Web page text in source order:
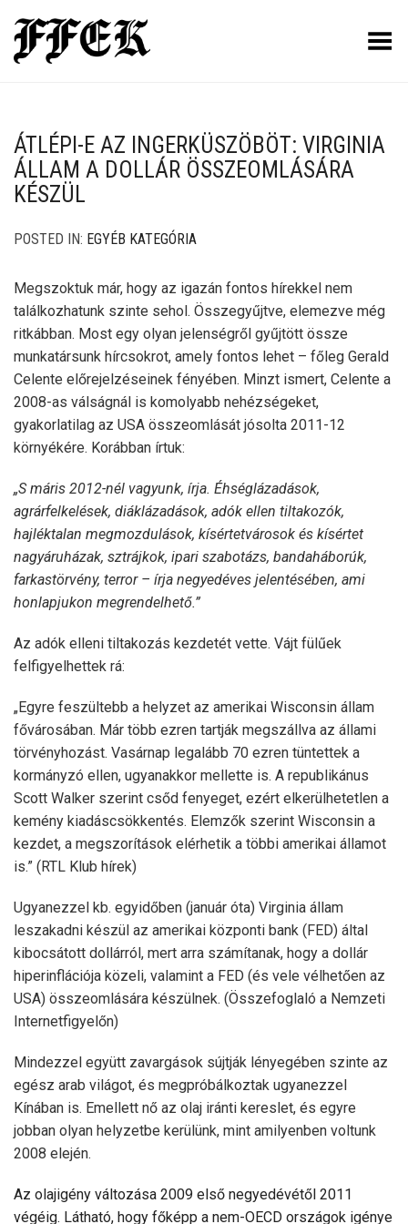
Toggle Menu
ÁTLÉPI-E AZ INGERKÜSZÖBÖT: VIRGINIA
ÁLLAM A DOLLÁR ÖSSZEOMLÁSÁRA
KÉSZÜL
POSTED IN: EGYÉB KATEGÓRIA
Megszoktuk már, hogy az igazán fontos hírekkel nem
találkozhatunk szinte sehol. Összegyűjtve, elemezve még
ritkábban. Most egy olyan jelenségről gyűjtött össze
munkatársunk hírcsokrot, amely fontos lehet – főleg Gerald
Celente előrejelzéseinek fényében. Minzt ismert, Celente a
2008-as válságnál is komolyabb nehézségeket,
gyakorlatilag az USA összeomlását jósolta 2011-12
környékére. Korábban írtuk:
„S máris 2012-nél vagyunk, írja. Éhséglázadások,
agrárfelkelések, diáklázadások, adók ellen tiltakozók,
hajléktalan megmozdulások, kísértetvárosok és kísértet
nagyáruházak, sztrájkok, ipari szabotázs, bandaháborúk,
farkastörvény, terror – írja negyedéves jelentésében, ami
honlapjukon megrendelhető.”
Az adók elleni tiltakozás kezdetét vette. Vájt fülűek
felfigyelhettek rá:
„Egyre feszültebb a helyzet az amerikai Wisconsin állam
fővárosában. Már több ezren tartják megszállva az állami
törvényhozást. Vasárnap legalább 70 ezren tüntettek a
kormányzó ellen, ugyanakkor mellette is. A republikánus
Scott Walker szerint csőd fenyeget, ezért elkerülhetetlen a
kemény kiadáscsökkentés. Elemzők szerint Wisconsin a
kezdet, a megszorítások elérhetik a többi amerikai államot
is.” (RTL Klub hírek)
Ugyanezzel kb. egyidőben (január óta) Virginia állam
leszakadni készül az amerikai központi bank (FED) által
kibocsátott dollárról, mert arra számítanak, hogy a dollár
hiperinflációja közeli, valamint a FED (és vele vélhetően az
USA) összeomlására készülnek. (Összefoglaló a Nemzeti
Internetfigyelőn)
Mindezzel együtt zavargások sújtják lényegében szinte az
egész arab világot, és megpróbálkoztak ugyanezzel
Kínában is. Emellett nő az olaj iránti kereslet, és egyre
jobban olyan helyzetbe kerülünk, mint amilyenben voltunk
2008 elején.
Az olajigény változása 2009 első negyedévétől 2011
végéig. Látható, hogy főképp a nem-OECD országok igénye